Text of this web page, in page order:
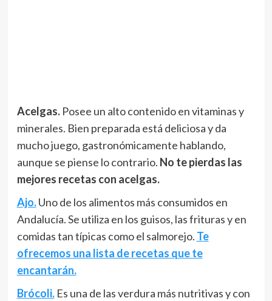
Acelgas.Posee un alto contenido en vitaminas y
minerales. Bien preparada está deliciosa y da
mucho juego, gastronómicamente hablando,
aunque se piense lo contrario. No te pierdas las
mejores recetas con acelgas.
Ajo.Uno de los alimentos más consumidos en
Andalucía. Se utiliza en los guisos, las frituras y en
comidas tan típicas como el salmorejo. Te
ofrecemos una lista de recetas que te
encantarán.
Brócoli. Es una de las verdura más nutritivas y con